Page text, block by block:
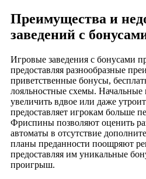
Преимущества и
заведений с
Игровые заведения с бонусами
предоставляя разнообразные
приветственные бонусы,
лояльностные схемы. Начальные
увеличить вдвое или даже
предоставляет игрокам больше
Фриспины позволяют оценить
автоматы в отсутствие
планы преданности поощряют
предоставляя им уникальные
проигрыш.